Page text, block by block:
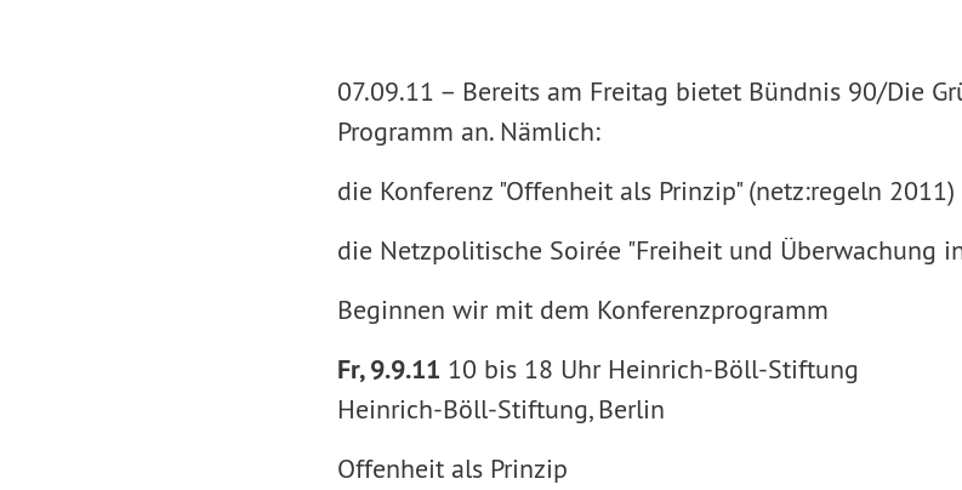
07.09.11 – Bereits am Freitag bietet Bündnis 90/Die
Programm an. Nämlich:
die Konferenz "Offenheit als Prinzip" (netz:regeln 2011)
die Netzpolitische Soirée "Freiheit und Überwachung
Beginnen wir mit dem Konferenzprogramm
Fr, 9.9.11 10 bis 18 Uhr Heinrich-Böll-Stiftung
Heinrich-Böll-Stiftung, Berlin
Offenheit als Prinzip